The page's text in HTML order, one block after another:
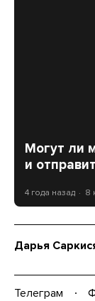
Могут ли
и
4 года назад 8
Дарья
Телеграм